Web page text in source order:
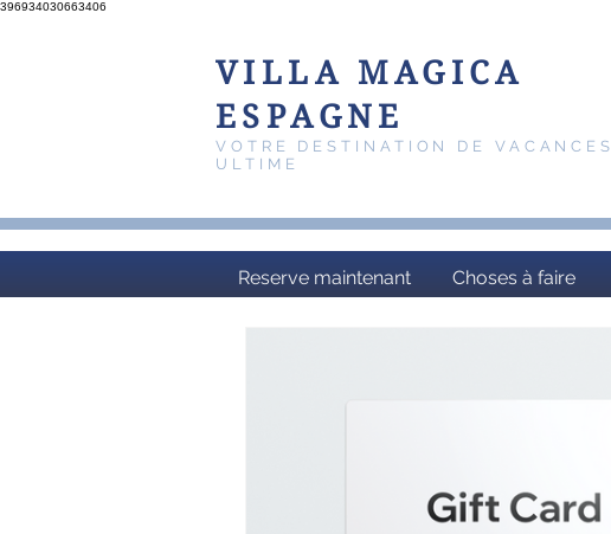
396934030663406
VILLA MAGICA
ESPAGNE
VOTRE DESTINATION DE VACANCES
ULTIME
Reserve maintenant Choses à faire